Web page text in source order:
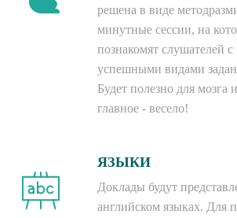
решена в виде
минутные сессии, на
познакомят слушателей с
успешными видами
Будет полезно для мозга
главное - весело!
ЯЗЫКИ
Доклады будут
английском языках. Для